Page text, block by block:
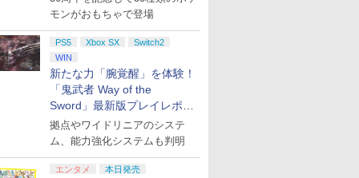
モンがおもちゃで登場
PS5 Xbox SX
Switch2
WIN
新たな力「腕覚醒」を体験！
「鬼武者 Way of the
Sword」最新版プレイレポー
ト
拠点やワイドリニアのシステ
ム、能力強化システムも判明
エンタメ 本日発売